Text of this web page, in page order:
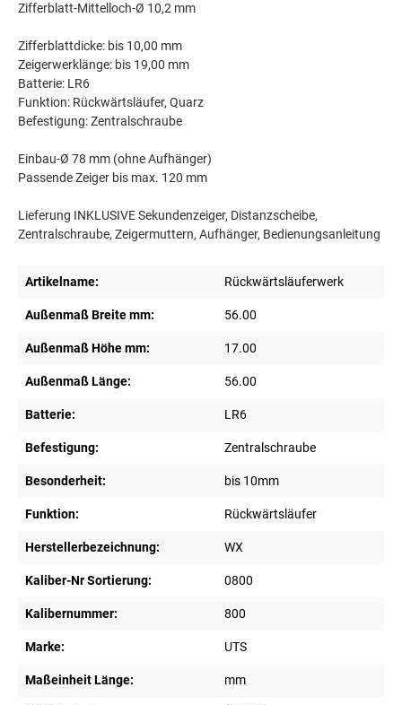
Zifferblatt-Mittelloch-Ø 10,2 mm
Zifferblattdicke: bis 10,00 mm
Zeigerwerklänge: bis 19,00 mm
Batterie: LR6
Funktion: Rückwärtsläufer, Quarz
Befestigung: Zentralschraube
Einbau-Ø 78 mm (ohne Aufhänger)
Passende Zeiger bis max. 120 mm
Lieferung INKLUSIVE Sekundenzeiger, Distanzscheibe,
Zentralschraube, Zeigermuttern, Aufhänger, Bedienungsanleitung
Artikelname: Rückwärtsläuferwerk
Außenmaß Breite mm: 56.00
Außenmaß Höhe mm: 17.00
Außenmaß Länge: 56.00
Batterie: LR6
Befestigung: Zentralschraube
Besonderheit: bis 10mm
Funktion: Rückwärtsläufer
Herstellerbezeichnung: WX
Kaliber-Nr Sortierung: 0800
Kalibernummer: 800
Marke: UTS
Maßeinheit Länge: mm